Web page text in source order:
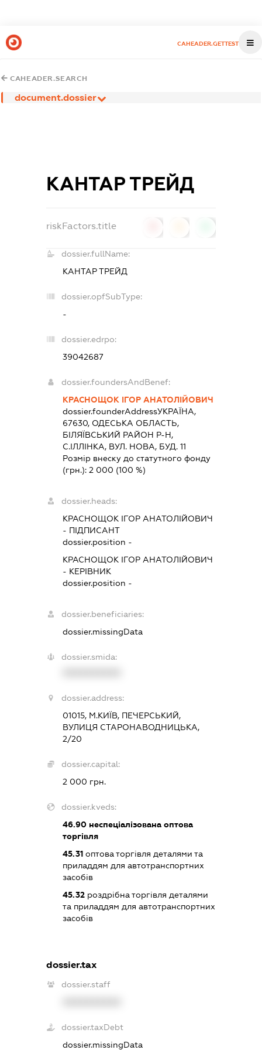
CAHEADER.GETTEST
CAHEADER.SEARCH
document.dossier
КАНТАР ТРЕЙД
riskFactors.title
dossier.fullName:
КАНТАР ТРЕЙД
dossier.opfSubType:
-
dossier.edrpo:
39042687
dossier.foundersAndBenef:
КРАСНОЩОК ІГОР АНАТОЛІЙОВИЧ
dossier.founderAddressУКРАЇНА,
67630, ОДЕСЬКА ОБЛАСТЬ,
БIЛЯЇВСЬКИЙ РАЙОН Р-Н,
С.ІЛЛІНКА, ВУЛ. НОВА, БУД. 11
Розмір внеску до статутного фонду
(грн.): 2 000 (100 %)
dossier.heads:
КРАСНОЩОК ІГОР АНАТОЛІЙОВИЧ
- ПІДПИСАНТ
dossier.position -
КРАСНОЩОК ІГОР АНАТОЛІЙОВИЧ
- КЕРІВНИК
dossier.position -
dossier.beneficiaries:
dossier.missingData
dossier.smida:
dossier.address:
01015, М.КИЇВ, ПЕЧЕРСЬКИЙ,
ВУЛИЦЯ СТАРОНАВОДНИЦЬКА,
2/20
dossier.capital:
2 000 грн.
dossier.kveds:
46.90неспеціалізована оптова
торгівля
45.31оптова торгівля деталями та
приладдям для автотранспортних
засобів
45.32роздрібна торгівля деталями
та приладдям для автотранспортних
засобів
dossier.tax
dossier.staff
dossier.taxDebt
dossier.missingData